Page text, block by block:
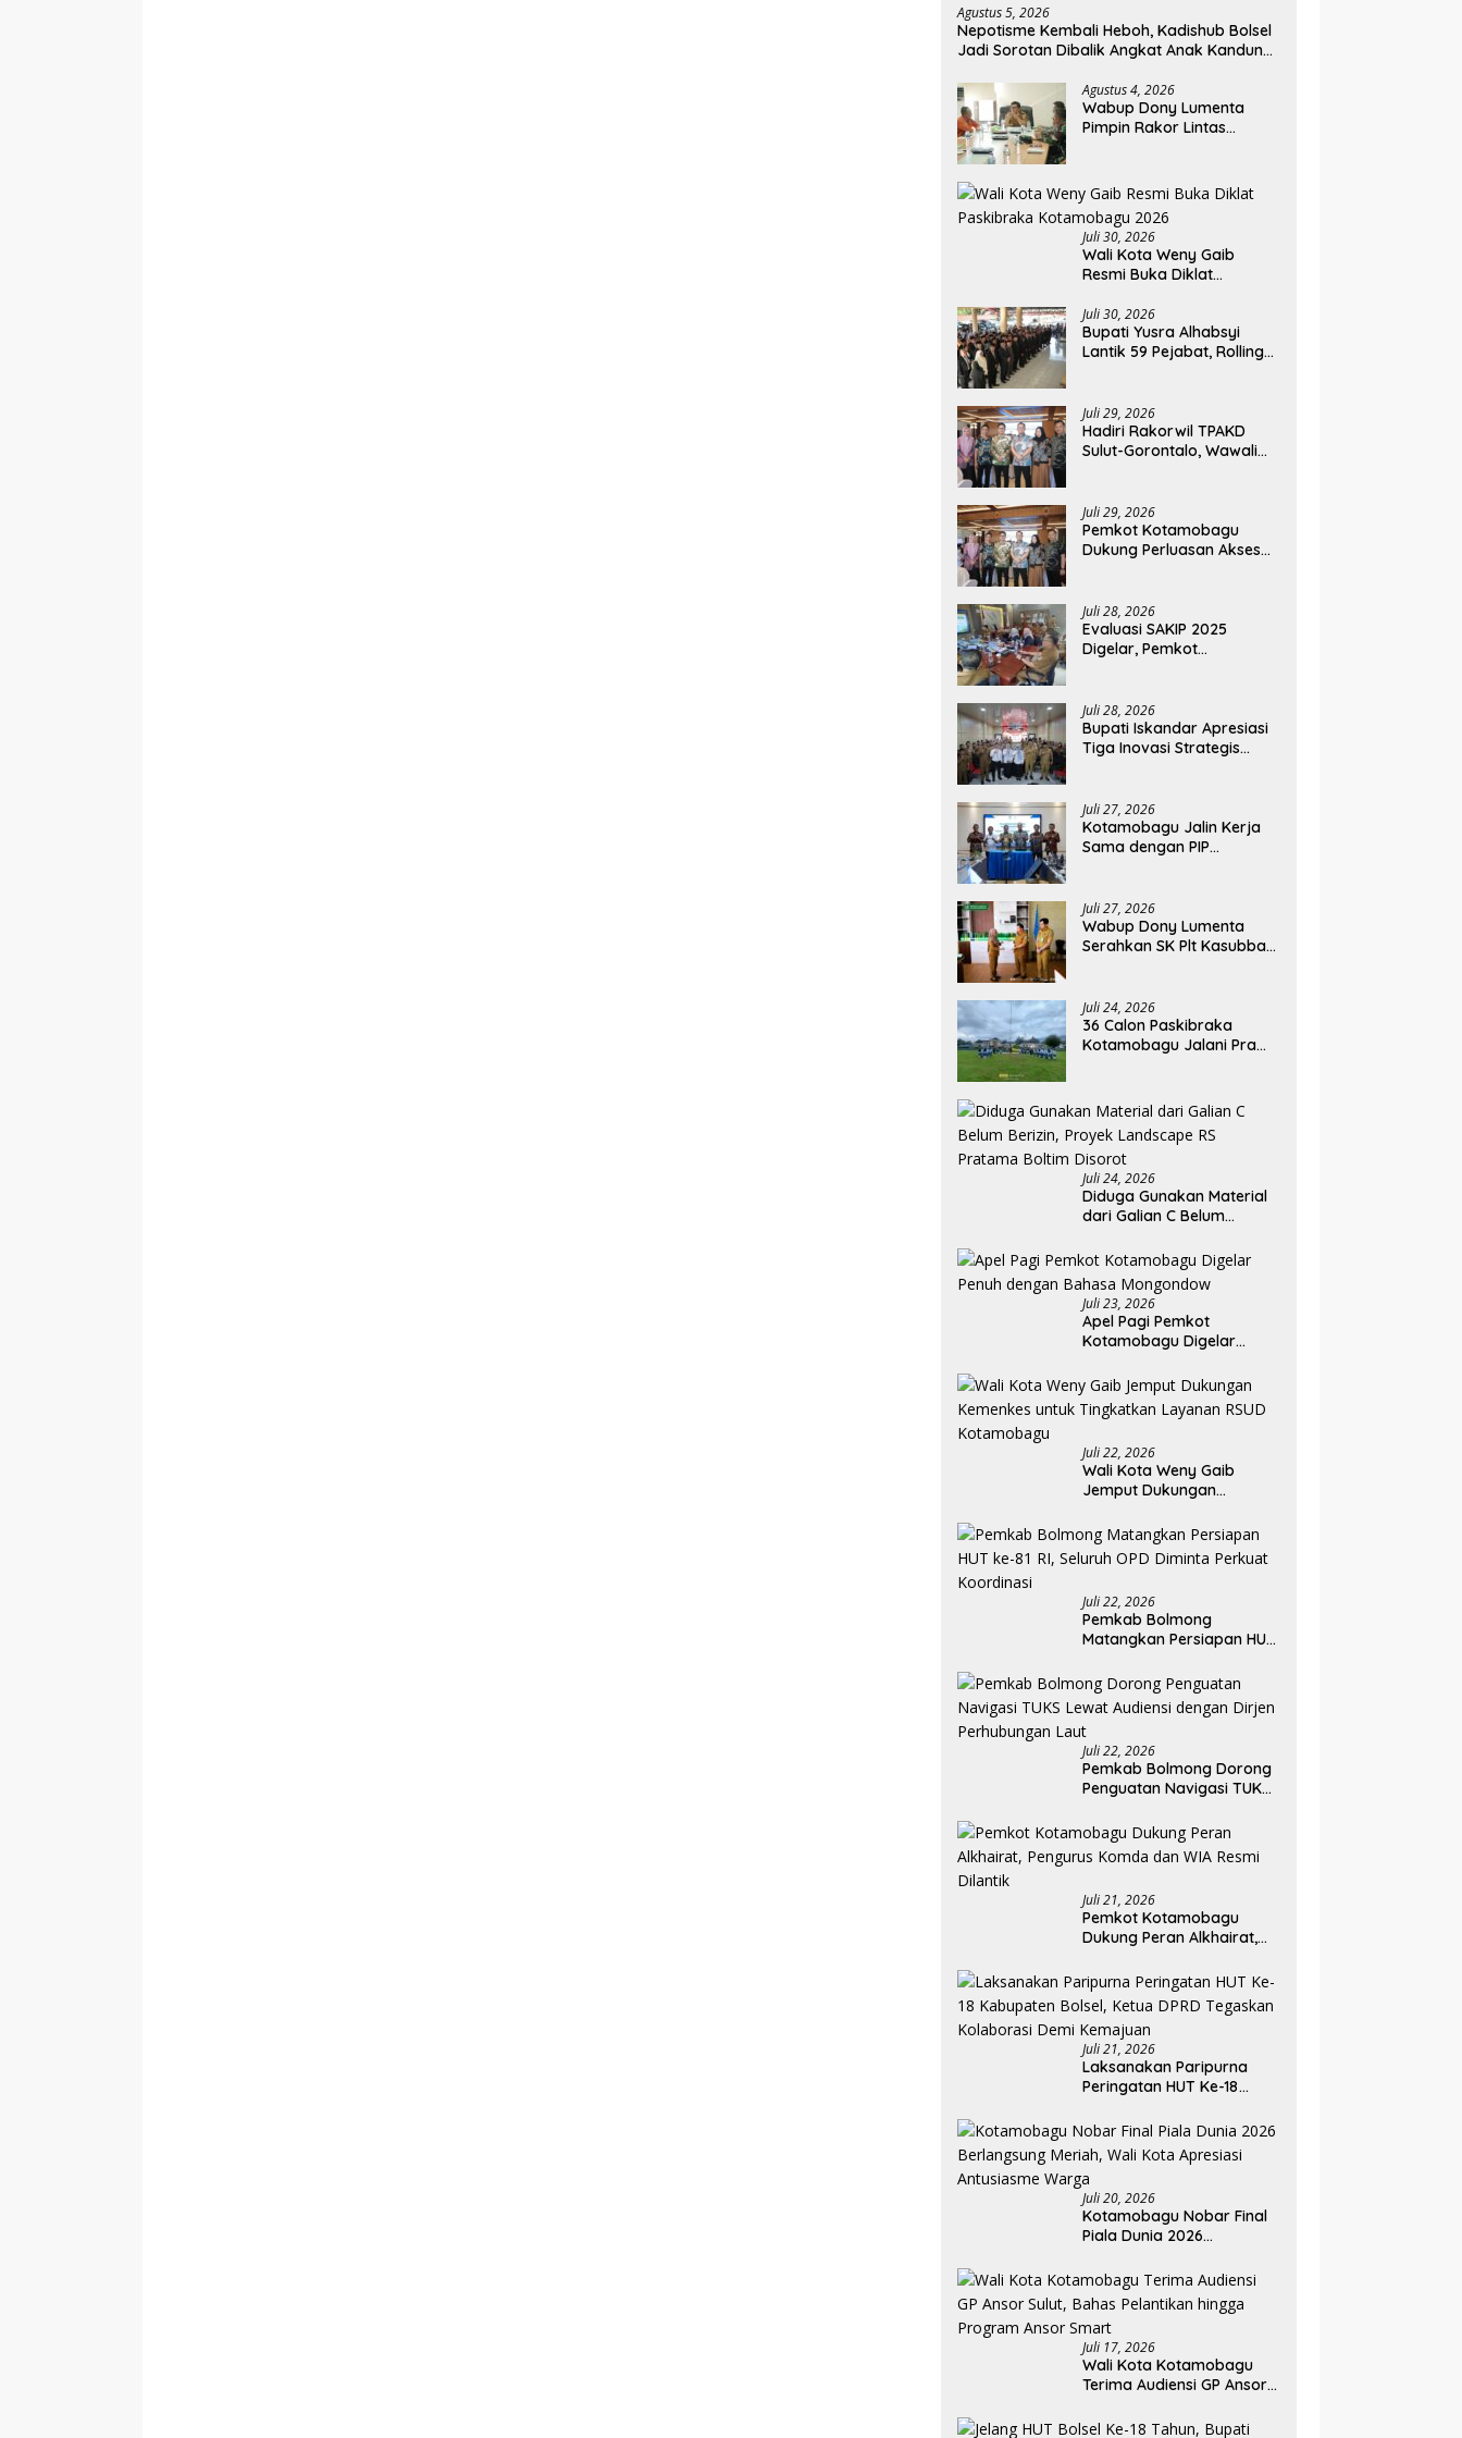
Agustus 5, 2026
Nepotisme Kembali Heboh, Kadishub Bolsel
Jadi Sorotan Dibalik Angkat Anak Kandung
Agustus 4, 2026
Wabup Dony Lumenta
Pimpin Rakor Lintas
Siaga Darurat Bencana
Juli 30, 2026
Wali Kota Weny Gaib
Resmi Buka Diklat
2026
Juli 30, 2026
Bupati Yusra Alhabsyi
Lantik 59 Pejabat, Rolling
Juli 29, 2026
Hadiri Rakorwil TPAKD
Sulut-Gorontalo, Wawali
Pembiayaan UMKM
Juli 29, 2026
Pemkot Kotamobagu
Dukung Perluasan Akses
Juli 28, 2026
Evaluasi SAKIP 2025
Digelar, Pemkot
Pemerintahan
Juli 28, 2026
Bupati Iskandar Apresiasi
Tiga Inovasi Strategis
Juli 27, 2026
Kotamobagu Jalin Kerja
Sama dengan PIP
Pendampingan
Juli 27, 2026
Wabup Dony Lumenta
Serahkan SK Plt Kasubbag
Inobonto
Juli 24, 2026
36 Calon Paskibraka
Kotamobagu Jalani Pra
Juli 24, 2026
Diduga Gunakan Material
dari Galian C Belum
RS Pratama Boltim Disorot
Juli 23, 2026
Apel Pagi Pemkot
Kotamobagu Digelar
Mongondow
Juli 22, 2026
Wali Kota Weny Gaib
Jemput Dukungan
Tingkatkan Layanan RSUD
Kotamobagu
Juli 22, 2026
Pemkab Bolmong
Matangkan Persiapan HUT
Diminta Perkuat
Koordinasi
Juli 22, 2026
Pemkab Bolmong Dorong
Penguatan Navigasi TUKS
Dirjen Perhubungan Laut
Juli 21, 2026
Pemkot Kotamobagu
Dukung Peran Alkhairat,
Resmi Dilantik
Juli 21, 2026
Laksanakan Paripurna
Peringatan HUT Ke-18
DPRD Tegaskan
Kolaborasi Demi
Kemajuan
Juli 20, 2026
Kotamobagu Nobar Final
Piala Dunia 2026
Kota Apresiasi Antusiasme
Warga
Juli 17, 2026
Wali Kota Kotamobagu
Terima Audiensi GP Ansor
hingga Program Ansor